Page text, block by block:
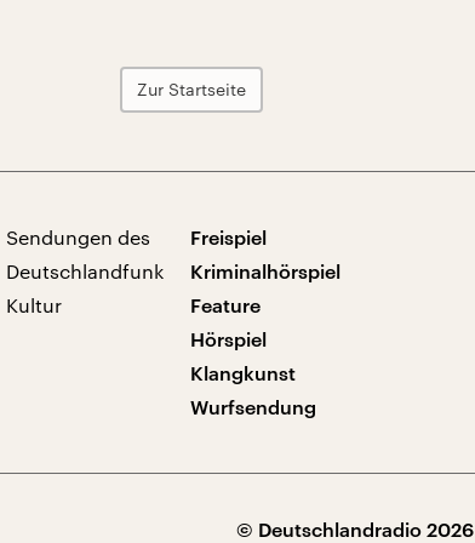
Zur Startseite
Sendungen des
Deutschlandfunk
Kultur
Freispiel
Kriminalhörspiel
Feature
Hörspiel
Klangkunst
Wurfsendung
© Deutschlandradio 2026